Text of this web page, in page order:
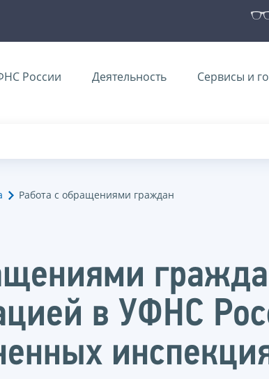
России Деятельность Сервисы и
Работа с обращениями граждан
в УФНС